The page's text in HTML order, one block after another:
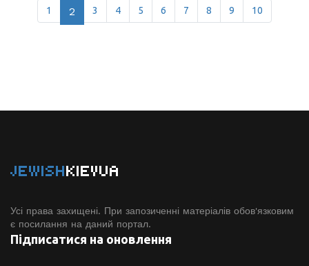
1 2 3 4 5 6 7 8 9 10
JEWISHKIEVUA
Усі права захищені. При запозиченні матеріалів обов'язковим
є посилання на даний портал.
Підписатися на оновлення